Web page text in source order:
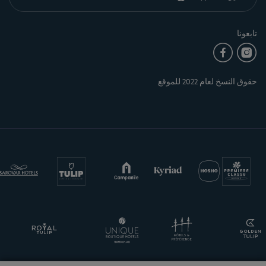
تابعونا
حقوق النسخ لعام 2022 للموقع